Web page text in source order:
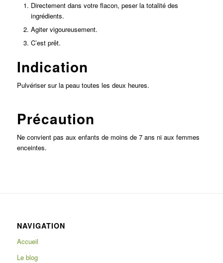
Directement dans votre flacon, peser la totalité des
ingrédients.
Agiter vigoureusement.
C’est prêt.
Indication
Pulvériser sur la peau toutes les deux heures.
Précaution
Ne convient pas aux enfants de moins de 7 ans ni aux femmes
enceintes.
NAVIGATION
Accueil
Le blog